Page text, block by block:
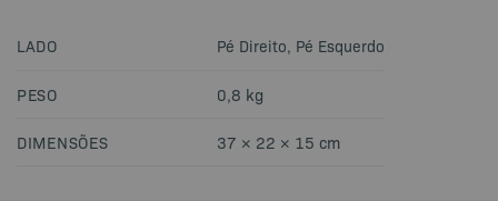
LADO Pé Direito, Pé Esquerdo
PESO 0,8 kg
DIMENSÕES 37 × 22 × 15 cm